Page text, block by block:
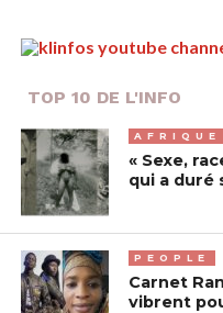
TOP 10 DE L'INFO
AFRIQUE
« Sexe,
qui a duré
PEOPLE
Carnet
vibrent